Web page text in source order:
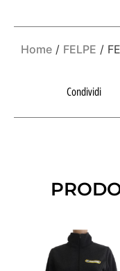
Home / FELPE /
Condividi